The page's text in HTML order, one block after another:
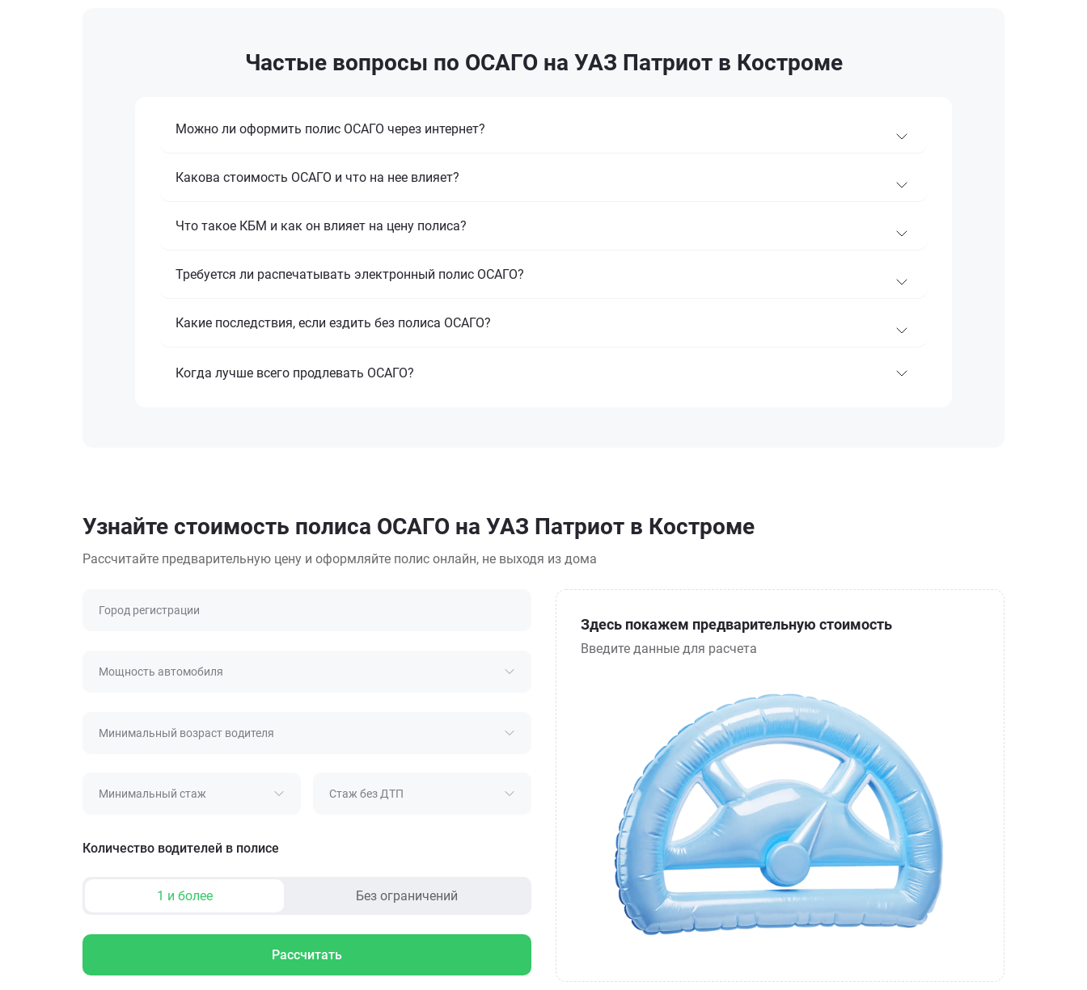
Частые вопросы по ОСАГО на УАЗ Патриот в Костроме
Можно ли оформить полис ОСАГО через интернет?
Какова стоимость ОСАГО и что на нее влияет?
Что такое КБМ и как он влияет на цену полиса?
Требуется ли распечатывать электронный полис ОСАГО?
Какие последствия, если ездить без полиса ОСАГО?
Когда лучше всего продлевать ОСАГО?
Узнайте стоимость полиса ОСАГО на УАЗ Патриот в Костроме
Рассчитайте предварительную цену и оформляйте полис онлайн, не выходя из дома
Город регистрации
Мощность автомобиля
Минимальный возраст водителя
Минимальный стаж Стаж без ДТП
Количество водителей в полисе
1 и более Без ограничений
Рассчитать
Здесь покажем предварительную стоимость
Введите данные для расчета